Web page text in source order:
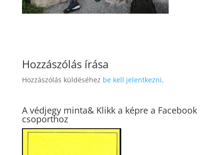
Hozzászólás írása
Hozzászólás küldéséhez be kell jelentkezni.
A védjegy minta& Klikk a képre a Facebook
csoporthoz